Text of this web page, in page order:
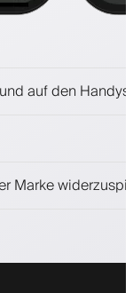
auf den
Marke